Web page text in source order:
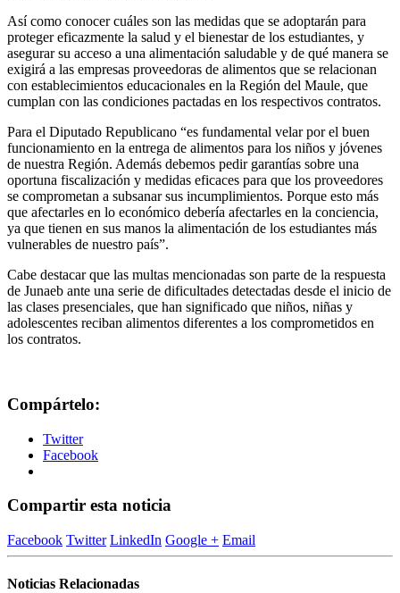
Así como conocer cuáles son las medidas que se adoptarán para
proteger eficazmente la salud y el bienestar de los estudiantes, y
asegurar su acceso a una alimentación saludable y de qué manera se
exigirá a las empresas proveedoras de alimentos que se relacionan
con establecimientos educacionales en la Región del Maule, que
cumplan con las condiciones pactadas en los respectivos contratos.
Para el Diputado Republicano “es fundamental velar por el buen
funcionamiento en la entrega de alimentos para los niños y jóvenes
de nuestra Región. Además debemos pedir garantías sobre una
oportuna fiscalización y medidas eficaces para que los proveedores
se comprometan a subsanar sus incumplimientos. Porque esto más
que afectarles en lo económico debería afectarles en la conciencia,
ya que tienen en sus manos la alimentación de los estudiantes más
vulnerables de nuestro país”.
Cabe destacar que las multas mencionadas son parte de la respuesta
de Junaeb ante una serie de dificultades detectadas desde el inicio de
las clases presenciales, que han significado que niños, niñas y
adolescentes reciban alimentos diferentes a los comprometidos en
los contratos.
Compártelo:
Twitter
Facebook
Compartir esta noticia
Facebook Twitter LinkedIn Google + Email
Noticias Relacionadas